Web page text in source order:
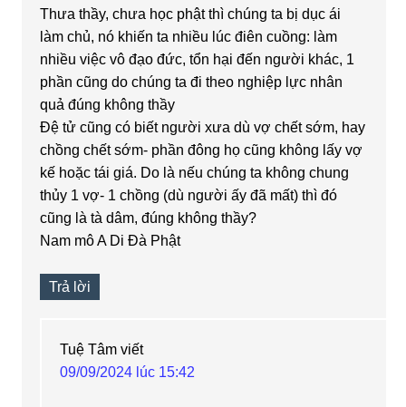
Thưa thầy, chưa học phật thì chúng ta bị dục ái
làm chủ, nó khiến ta nhiều lúc điên cuồng: làm
nhiều việc vô đạo đức, tổn hại đến người khác, 1
phần cũng do chúng ta đi theo nghiệp lực nhân
quả đúng không thầy
Đệ tử cũng có biết người xưa dù vợ chết sớm, hay
chồng chết sớm- phần đông họ cũng không lấy vợ
kế hoặc tái giá. Do là nếu chúng ta không chung
thủy 1 vợ- 1 chồng (dù người ấy đã mất) thì đó
cũng là tà dâm, đúng không thầy?
Nam mô A Di Đà Phật
Trả lời
Tuệ Tâm viết
09/09/2024 lúc 15:42